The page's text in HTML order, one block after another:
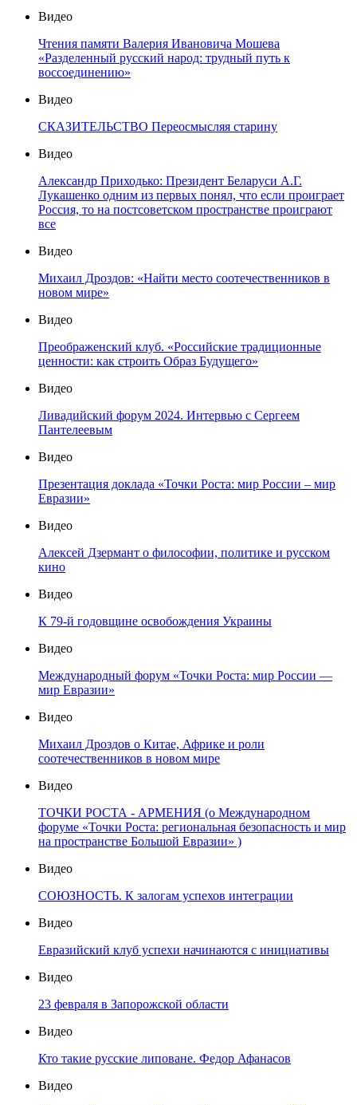
Видео
Чтения памяти Валерия Ивановича Мошева
«Разделенный русский народ: трудный путь к
воссоединению»
Видео
СКАЗИТЕЛЬСТВО Переосмысляя старину
Видео
Александр Приходько: Президент Беларуси А.Г.
Лукашенко одним из первых понял, что если проиграет
Россия, то на постсоветском пространстве проиграют
все
Видео
Михаил Дроздов: «Найти место соотечественников в
новом мире»
Видео
Преображенский клуб. «Российские традиционные
ценности: как строить Образ Будущего»
Видео
Ливадийский форум 2024. Интервью с Сергеем
Пантелеевым
Видео
Презентация доклада «Точки Роста: мир России – мир
Евразии»
Видео
Алексей Дзермант о философии, политике и русском
кино
Видео
К 79-й годовщине освобождения Украины
Видео
Международный форум «Точки Роста: мир России —
мир Евразии»
Видео
Михаил Дроздов о Китае, Африке и роли
соотечественников в новом мире
Видео
ТОЧКИ РОСТА - АРМЕНИЯ (о Международном
форуме «Точки Роста: региональная безопасность и мир
на пространстве Большой Евразии» )
Видео
СОЮЗНОСТЬ. К залогам успехов интеграции
Видео
Евразийский клуб успехи начинаются с инициативы
Видео
23 февраля в Запорожской области
Видео
Кто такие русские липоване. Федор Афанасов
Видео